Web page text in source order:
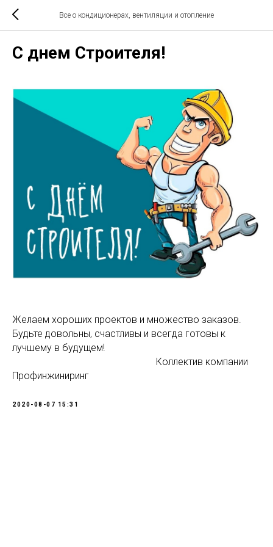
Все о кондиционерах, вентиляции и отопление
С днем Строителя!
Желаем хороших проектов и множество заказов.
Будьте довольны, счастливы и всегда готовы к
лучшему в будущем!
Коллектив компании
Профинжиниринг
2020-08-07 15:31